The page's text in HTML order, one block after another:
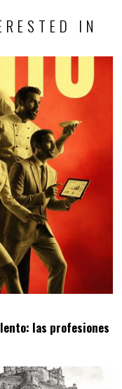
IN
las profesiones